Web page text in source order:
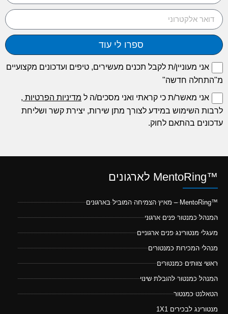
אני מעוניין/ת לקבל תכנים מעשירים, טיפים ועדכונים מקצועיים
מ"התחלה חדשה"
אני מאשר/ת כי קראתי ואני מסכים/ה ל מדיניות הפרטיות
לרבות השימוש במידע לצורך מתן שירות, יצירת קשר ושליחת
עדכונים בהתאם לחוק.
ספרו לי עוד
™MentoRing לארגונים
™MentoRing – מאיץ הצמיחה המוביל בארגונים
המנהל כמנטור פנים ארגוני
מעגלי מנטורינג פנים ארגוניים
מנהלי המכירות כמנטורים
ראשי צוותים כמנטורים
המנהל כמנטור להובלת שינוי
הטאלנט כמנטור
מנטורינג לבכירים 1X1